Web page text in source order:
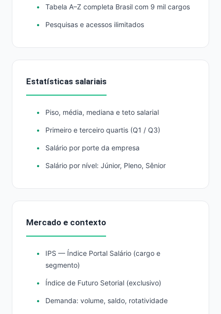
Tabela A–Z completa Brasil com 9 mil cargos
Pesquisas e acessos ilimitados
Estatísticas salariais
Piso, média, mediana e teto salarial
Primeiro e terceiro quartis (Q1 / Q3)
Salário por porte da empresa
Salário por nível: Júnior, Pleno, Sênior
Mercado e contexto
IPS — Índice Portal Salário (cargo e
segmento)
Índice de Futuro Setorial (exclusivo)
Demanda: volume, saldo, rotatividade